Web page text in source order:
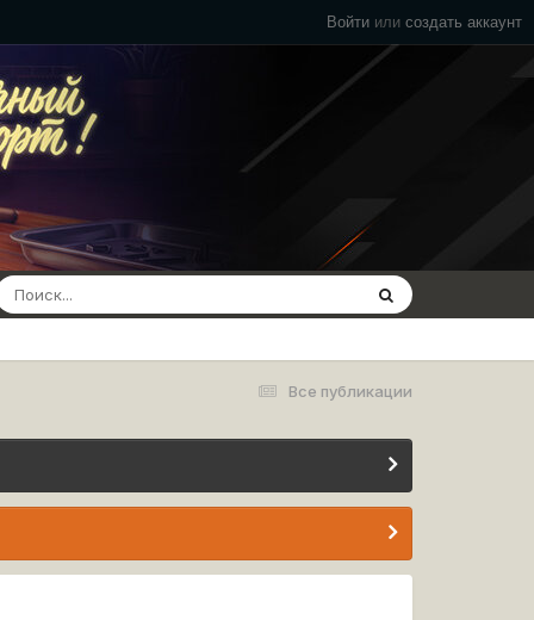
Войти или создать аккаунт
Все публикации